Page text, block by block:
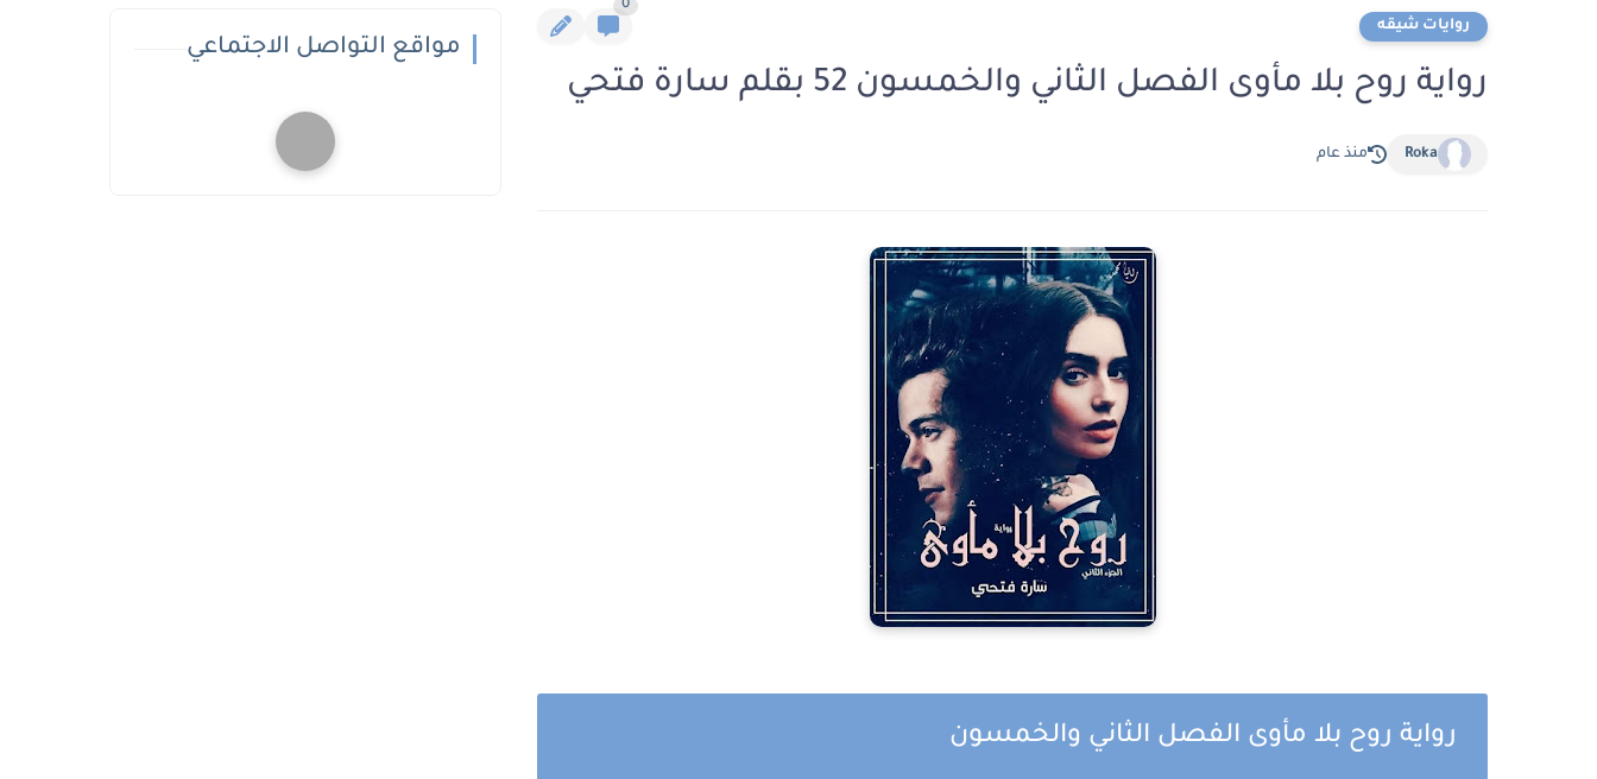
روايات شيقه
0
رواية روح بلا مأوى الفصل الثاني والخمسون 52 بقلم سارة فتحي
Roka منذ عام
رواية روح بلا مأوى الفصل الثاني والخمسون
مواقع التواصل الاجتماعي